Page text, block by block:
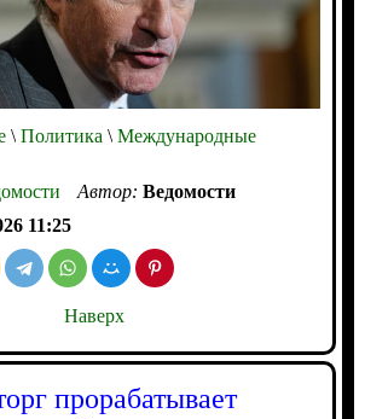
\Политика \Международные
Автор: Ведомости
11:25
Наверх
прорабатывает